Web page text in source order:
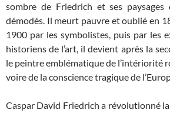
sombre de Friedrich et ses paysages
démodés. Il meurt pauvre et oublié en
1900 par les symbolistes, puis par les
historiens de l’art, il devient après la
le peintre emblématique de l’intériorité
voire de la conscience tragique de
Caspar David Friedrich a révolutionné